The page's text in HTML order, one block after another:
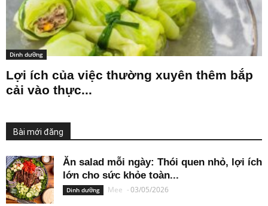
Dinh dưỡng
Lợi ích của việc thường xuyên thêm bắp
cải vào thực...
Bài mới đăng
Ăn salad mỗi ngày: Thói quen nhỏ, lợi ích
lớn cho sức khỏe toàn...
Dinh dưỡng Mee -03/05/2026